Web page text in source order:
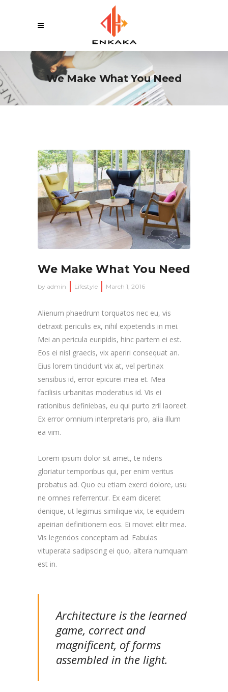
We Make What You Need
We Make What You Need
by admin Lifestyle March 1, 2016
Alienum phaedrum torquatos nec eu, vis
detraxit periculis ex, nihil expetendis in mei.
Mei an pericula euripidis, hinc partem ei est.
Eos ei nisl graecis, vix aperiri consequat an.
Eius lorem tincidunt vix at, vel pertinax
sensibus id, error epicurei mea et. Mea
facilisis urbanitas moderatius id. Vis ei
rationibus definiebas, eu qui purto zril laoreet.
Ex error omnium interpretaris pro, alia illum
ea vim.
Lorem ipsum dolor sit amet, te ridens
gloriatur temporibus qui, per enim veritus
probatus ad. Quo eu etiam exerci dolore, usu
ne omnes referrentur. Ex eam diceret
denique, ut legimus similique vix, te equidem
apeirian definitionem eos. Ei movet elitr mea.
Vis legendos conceptam ad. Fabulas
vituperata sadipscing ei quo, altera numquam
est in.
Architecture is the learned
game, correct and
magnificent, of forms
assembled in the light.